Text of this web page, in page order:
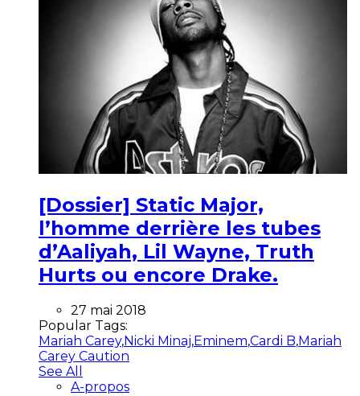
[Dossier] Static Major,
l’homme derrière les tubes
d’Aaliyah, Lil Wayne, Truth
Hurts ou encore Drake.
27 mai 2018
Popular Tags:
Mariah Carey,Nicki Minaj,Eminem,Cardi B,Mariah
Carey Caution
See All
A-propos